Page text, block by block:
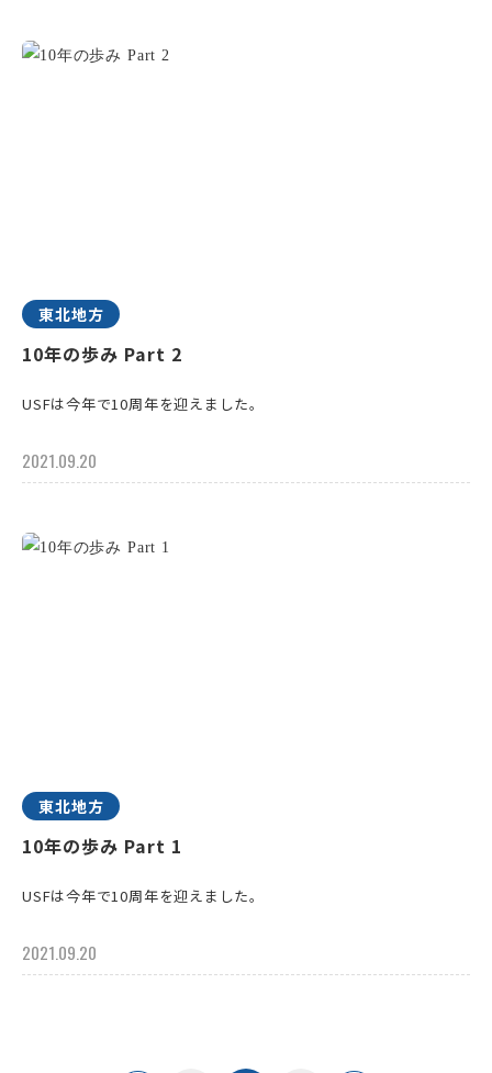
東北地方
10年の歩み Part 2
USFは今年で10周年を迎えました。
2021.09.20
東北地方
10年の歩み Part 1
USFは今年で10周年を迎えました。
2021.09.20